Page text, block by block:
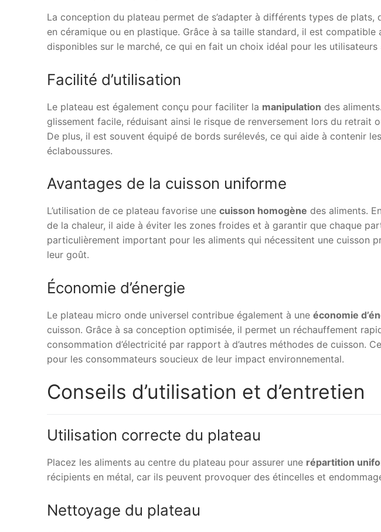
La conception du plateau permet de s’adapter à différents types de plats,
en céramique ou en plastique. Grâce à sa taille standard, il est
disponibles sur le marché, ce qui en fait un choix idéal pour les
Facilité d’utilisation
Le plateau est également conçu pour faciliter la manipulation des
glissement facile, réduisant ainsi le risque de renversement lors du retrait
De plus, il est souvent équipé de bords surélevés, ce qui aide à contenir
éclaboussures.
Avantages de la cuisson uniforme
L’utilisation de ce plateau favorise une cuisson homogène des aliments.
de la chaleur, il aide à éviter les zones froides et à garantir que chaque
particulièrement important pour les aliments qui nécessitent une cuisson
leur goût.
Économie d’énergie
Le plateau micro onde universel contribue également à une économie
cuisson. Grâce à sa conception optimisée, il permet un réchauffement
consommation d’électricité par rapport à d’autres méthodes de cuisson.
pour les consommateurs soucieux de leur impact environnemental.
Conseils d’utilisation et d’entretien
Utilisation correcte du plateau
Placez les aliments au centre du plateau pour assurer une répartition
récipients en métal, car ils peuvent provoquer des étincelles et
Nettoyage du plateau